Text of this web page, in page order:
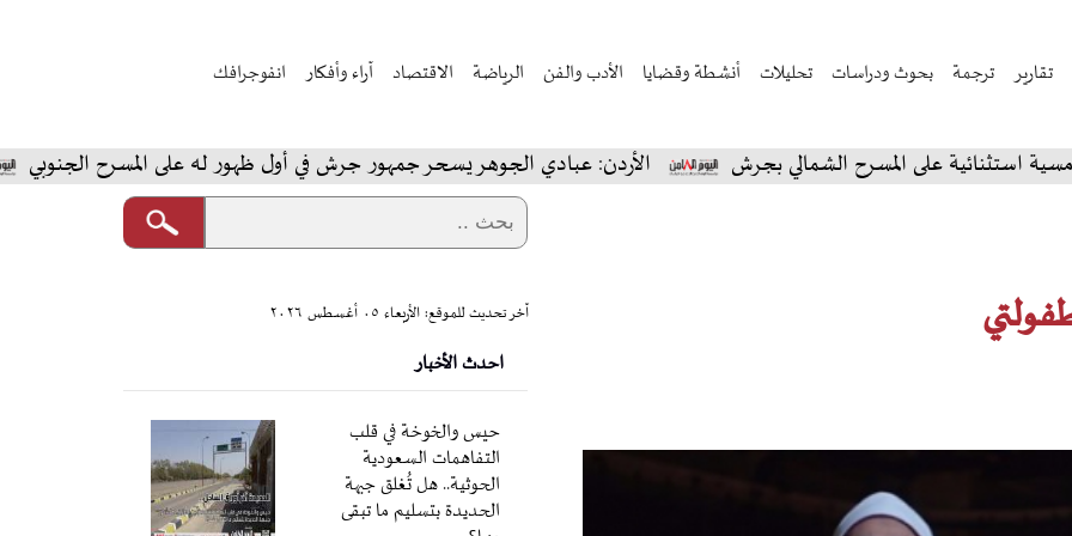
تقارير ترجمة بحوث ودراسات تحليلات أنشطة وقضايا الأدب والفن الرياضة الاقتصاد آراء وأفكار انفوجرافك
على المسرح الشمالي بجرش الأردن: عبادي الجوهر يسحر جمهور جرش في أول ظهور له على المسرح الجنوبي
آخر تحديث للموقع: الأربعاء ٠٥ أغسطس ٢٠٢٦
احدث الأخبار
حيس والخوخة في قلب
التفاهمات السعودية
الحوثية.. هل تُغلق جبهة
الحديدة بتسليم ما تبقى